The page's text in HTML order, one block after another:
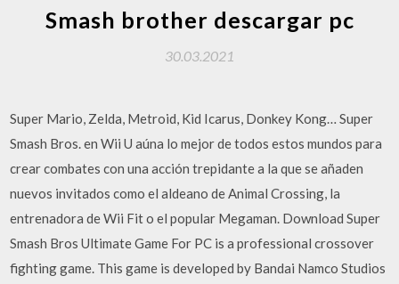
Smash brother descargar pc
30.03.2021
Super Mario, Zelda, Metroid, Kid Icarus, Donkey Kong… Super
Smash Bros. en Wii U aúna lo mejor de todos estos mundos para
crear combates con una acción trepidante a la que se añaden
nuevos invitados como el aldeano de Animal Crossing, la
entrenadora de Wii Fit o el popular Megaman. Download Super
Smash Bros Ultimate Game For PC is a professional crossover
fighting game. This game is developed by Bandai Namco Studios